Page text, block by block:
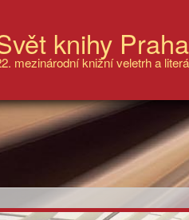
knihy
mezinárodní knižní veletrh a